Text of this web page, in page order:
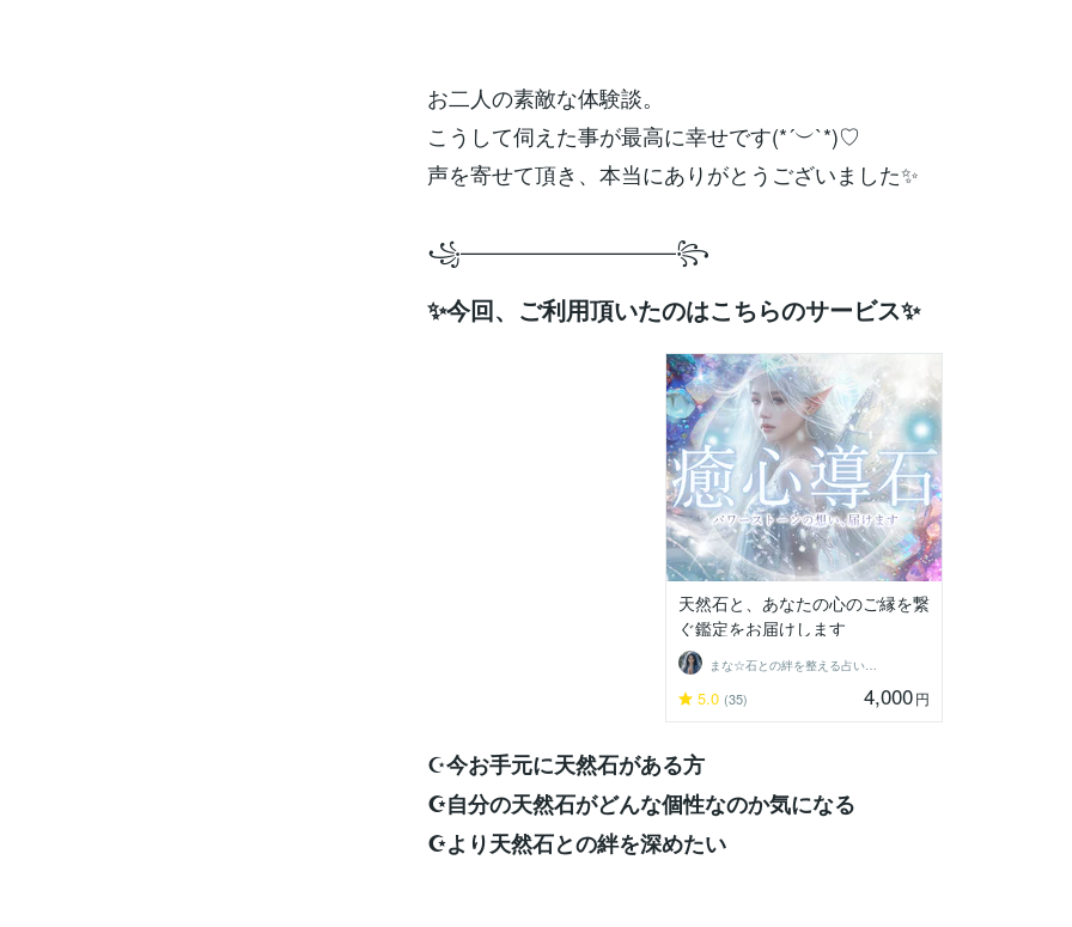
お二人の素敵な体験談。
こうして伺えた事が最高に幸せです(*´︶`*)♡
声を寄せて頂き、本当にありがとうございました✨
꧁——————————꧂
✨今回、ご利用頂いたのはこちらのサービス✨
天然石と、あなたの心のご縁を繋
ぐ鑑定をお届けします
5.0 (35) 4,000円
☪️今お手元に天然石がある方
☪️自分の天然石がどんな個性なのか気になる
☪️より天然石との絆を深めたい